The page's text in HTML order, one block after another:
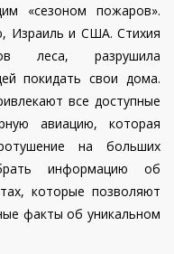
«сезоном пожаров».
Израиль и США. Стихия
леса, разрушила
покидать свои дома.
все доступные
авиацию, которая
на больших
информацию об
которые позволяют
факты об уникальном